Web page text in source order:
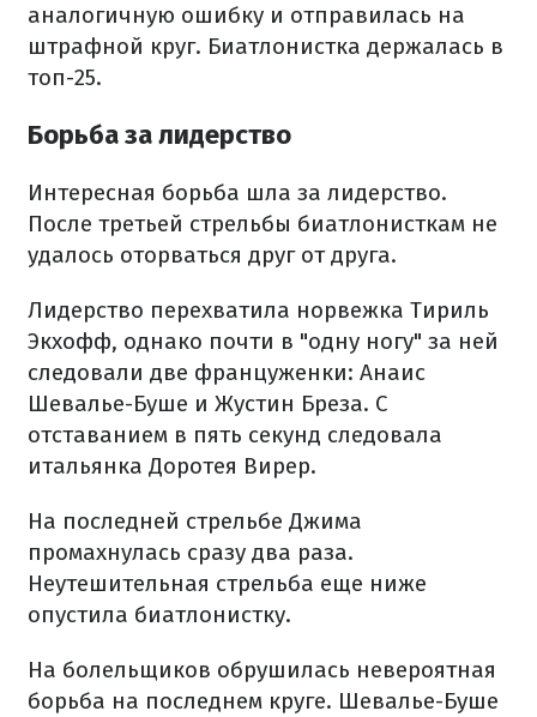
аналогичную ошибку и отправилась на
штрафной круг. Биатлонистка держалась в
топ-25.
Борьба за лидерство
Интересная борьба шла за лидерство.
После третьей стрельбы биатлонисткам не
удалось оторваться друг от друга.
Лидерство перехватила норвежка Тириль
Экхофф, однако почти в "одну ногу" за ней
следовали две француженки: Анаис
Шевалье-Буше и Жустин Бреза. С
отставанием в пять секунд следовала
итальянка Доротея Вирер.
На последней стрельбе Джима
промахнулась сразу два раза.
Неутешительная стрельба еще ниже
опустила биатлонистку.
На болельщиков обрушилась невероятная
борьба на последнем круге. Шевалье-Буше